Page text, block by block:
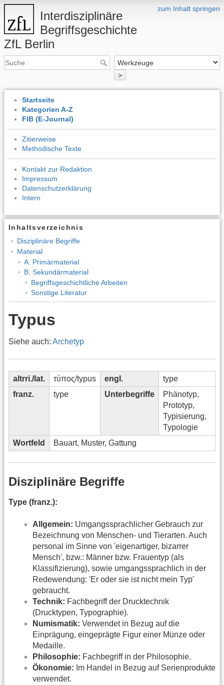
zum Inhalt springen
Interdisziplinäre
Begriffsgeschichte
ZfL Berlin
>
Startseite
Kategorien A-Z
FIB (E-Journal)
Zitierweise
Methodische Texte
Kontakt zur Redaktion
Impressum
Datenschutzerklärung
Intern
Inhaltsverzeichnis
Disziplinäre Begriffe
Material
A. Primärmaterial
B. Sekundärmaterial
Begriffsgeschichtliche Arbeiten
Sonstige Literatur
Typus
Siehe auch: Archetyp
altrri./lat. τύπος/typus engl.
type
franz.
type Unterbegriffe
Phänotyp,
Prototyp,
Typisierung,
Typologie
Wortfeld
Bauart, Muster, Gattung
Disziplinäre Begriffe
Type (franz.):
Allgemein: Umgangssprachlicher Gebrauch zur
Bezeichnung von Menschen- und Tierarten. Auch
personal im Sinne von 'eigenartiger, bizarrer
Mensch', bzw.: Männer bzw. Frauentyp (als
Klassifizierung), sowie umgangssprachlich in der
Redewendung: 'Er oder sie ist nicht mein Typ'
gebraucht.
Technik: Fachbegriff der Drucktechnik
(Drucktypen, Typographie).
Numismatik: Verwendet in Bezug auf die
Einprägung, eingeprägte Figur einer Münze oder
Medaille.
Philosophie: Fachbegriff in der Philosophie.
Ökonomie: Im Handel in Bezug auf Serienprodukte
verwendet.